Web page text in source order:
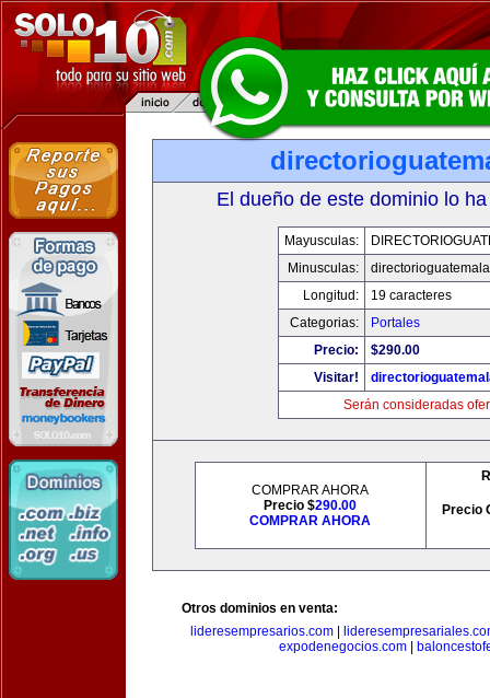
El dueño de este dominio lo
Mayusculas:
Minusculas:
Longitud:
19 caracteres
Categorias:
Portales
Precio:
$290.00
Visitar!
Serán consideradas
COMPRAR AHORA
Precio $290.00
COMPRAR AHORA
Precio
Otros dominios en venta:
lideresempresarios.com|
expodenegocios.com|